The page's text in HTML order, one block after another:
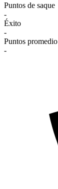
Puntos de saque
-
Éxito
-
Puntos promedio
-